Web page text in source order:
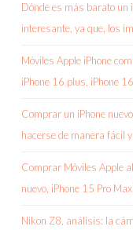
Dónde es más barato un
interesante, ya que, los
Móviles Apple iPhone
iPhone 16 plus, iPhone
Comprar un iPhone
hacerse de manera fácil
Comprar Móviles Apple
nuevo, iPhone 15 Pro
Nikon Z8, análisis: la